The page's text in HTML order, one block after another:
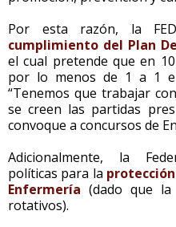
Por esta razón, la
cumplimiento del Plan
el cual pretende que en
por lo menos de 1 a 1
“Tenemos que trabajar
se creen las partidas
convoque a concursos de
Adicionalmente, la
políticas para la
Enfermería (dado que
rotativos).